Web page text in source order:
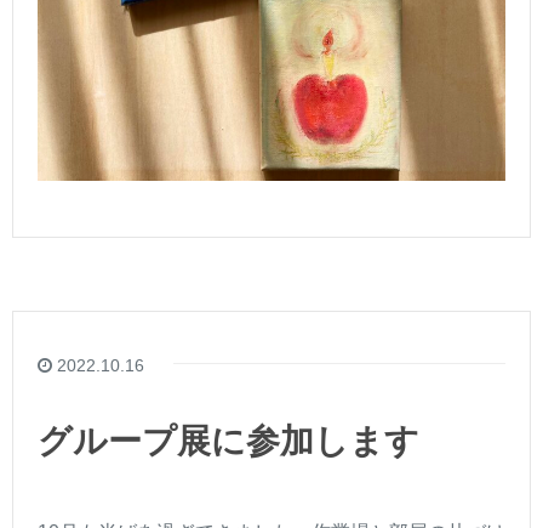
2022.10.16
グループ展に参加します